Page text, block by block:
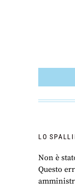
LO
Non è
Questo